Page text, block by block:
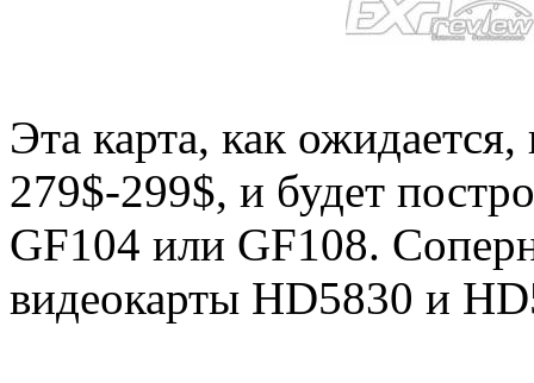
Эта карта, как
279$-299$, и будет
GF104 или GF108.
видеокарты HD5830 и